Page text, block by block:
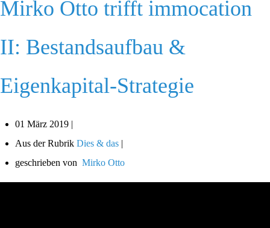
Mirko Otto trifft immocation
II: Bestandsaufbau &
Eigenkapital-Strategie
01 März 2019 |
Aus der Rubrik Dies & das |
geschrieben von Mirko Otto